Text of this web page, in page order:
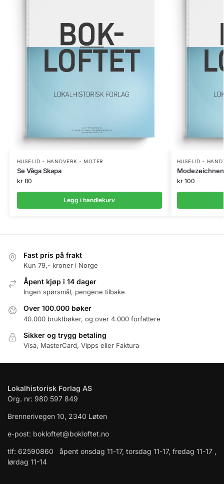
HUSFLID - HANDVERK - MOTER
Se Våga Skapa
kr80
Legg i handlekurv
HUSFLID -
Modezeichnen
kr100
Fast pris på frakt
Kun 79,- kroner i Norge
Åpent kjøp i 14 dager
Ingen spørsmål, pengene tilbake
Over 100.000 bøker
40.000 bruktbøker, og over 4.000 forfattere
Sikker og trygg betaling
Visa, MasterCard, Vipps eller Faktura
Lokalhistorisk Forlag AS
Org. nr: 980 597 849
Brennerivegen 10, 2340 Løten
e-post: bokloftet@bokloftet.no
tlf: 62590860 åpent onsdag 11-17, torsdag 11-17, fredag 11-17 ,
lørdag 11-14